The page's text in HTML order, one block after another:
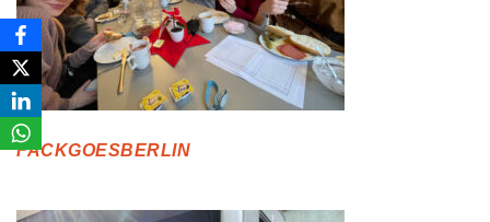
FACKGOESBERLIN